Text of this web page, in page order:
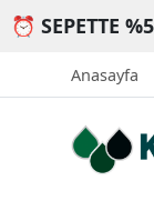
⏰ SEPETTE
Anasayfa